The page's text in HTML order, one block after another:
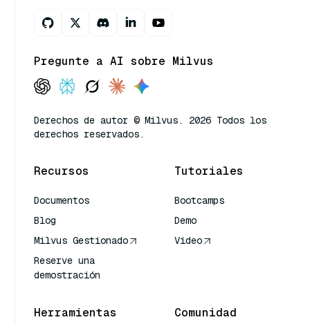
Pregunte a AI sobre Milvus
Derechos de autor © Milvus. 2026 Todos los
derechos reservados.
Recursos
Documentos
Blog
Milvus Gestionado
Reserve una
demostración
Tutoriales
Bootcamps
Demo
Video
Herramientas Comunidad